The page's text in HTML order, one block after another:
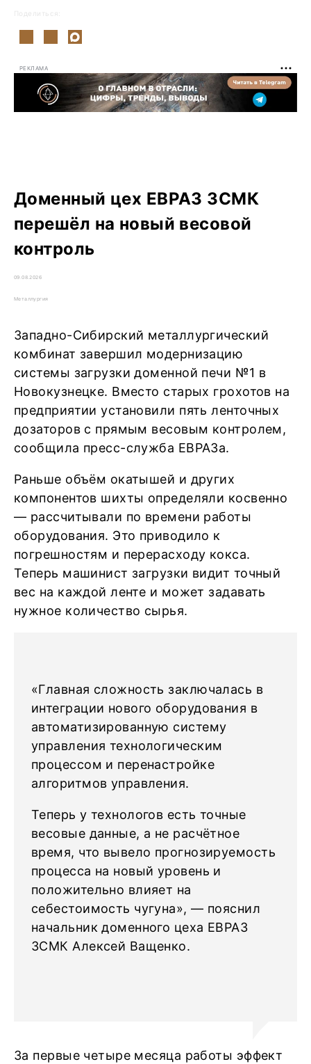
Поделиться:
РЕКЛАМА
Доменный цех ЕВРАЗ ЗСМК
перешёл на новый весовой
контроль
09.08.2026
Металлургия
Западно-Сибирский металлургический
комбинат завершил модернизацию
системы загрузки доменной печи №1 в
Новокузнецке. Вместо старых грохотов на
предприятии установили пять ленточных
дозаторов с прямым весовым контролем,
сообщила пресс-служба ЕВРАЗа.
Раньше объём окатышей и других
компонентов шихты определяли косвенно
— рассчитывали по времени работы
оборудования. Это приводило к
погрешностям и перерасходу кокса.
Теперь машинист загрузки видит точный
вес на каждой ленте и может задавать
нужное количество сырья.
«Главная сложность заключалась в
интеграции нового оборудования в
автоматизированную систему
управления технологическим
процессом и перенастройке
алгоритмов управления.
Теперь у технологов есть точные
весовые данные, а не расчётное
время, что вывело прогнозируемость
процесса на новый уровень и
положительно влияет на
себестоимость чугуна», — пояснил
начальник доменного цеха ЕВРАЗ
ЗСМК Алексей Ващенко.
За первые четыре месяца работы эффект